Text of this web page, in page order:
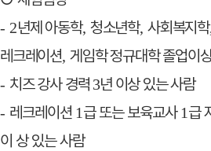
- 2년제 아동학, 청소년학,사회복지학
레크레이션, 게임학 정규대학 졸업이
- 치즈 강사 경력 3년 이상 있는 사람
- 레크레이션 1급 또는 보육교사1급
이 상 있는 사람